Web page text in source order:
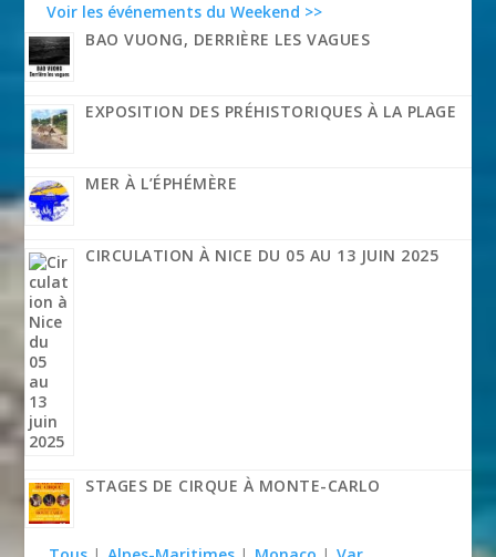
Voir les événements du Weekend >>
BAO VUONG, DERRIÈRE LES VAGUES
EXPOSITION DES PRÉHISTORIQUES À LA PLAGE
MER À L’ÉPHÉMÈRE
CIRCULATION À NICE DU 05 AU 13 JUIN 2025
STAGES DE CIRQUE À MONTE-CARLO